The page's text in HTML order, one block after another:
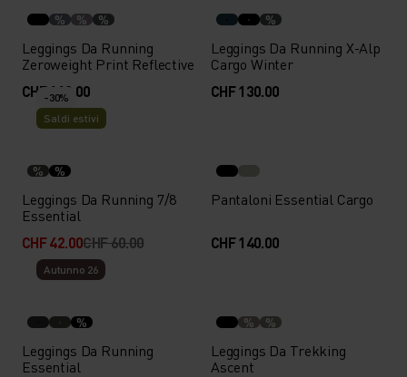
% % %
Leggings Da Running
Zeroweight Print Reflective
CHF 110.00
%
Leggings Da Running X-Alp
Cargo Winter
CHF 130.00
-30%
Saldi estivi
% %
Leggings Da Running 7/8
Essential
CHF 42.00CHF 60.00
Pantaloni Essential Cargo
CHF 140.00
Autunno 26
%
Leggings Da Running
Essential
% %
Leggings Da Trekking
Ascent